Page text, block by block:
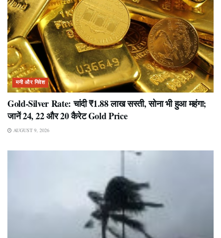
मनी और निवेश
Gold-Silver Rate: चांदी ₹1.88 लाख सस्ती, सोना भी हुआ महंगा;
जानें 24, 22 और 20 कैरेट Gold Price
AUGUST 9, 2026